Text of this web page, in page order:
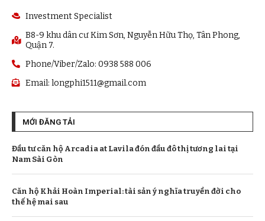
Investment Specialist
B8-9 khu dân cư Kim Sơn, Nguyễn Hữu Thọ, Tân Phong,
Quận 7.
Phone/Viber/Zalo: 0938 588 006
Email: longphi1511@gmail.com
MỚI ĐĂNG TẢI
Đầu tư căn hộ Arcadia at Lavila đón đầu đô thị tương lai tại
Nam Sài Gòn
Căn hộ Khải Hoàn Imperial: tài sản ý nghĩa truyền đời cho
thế hệ mai sau